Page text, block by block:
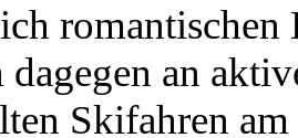
romantischen
an
Skifahren am